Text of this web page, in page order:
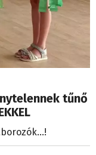
tűnő